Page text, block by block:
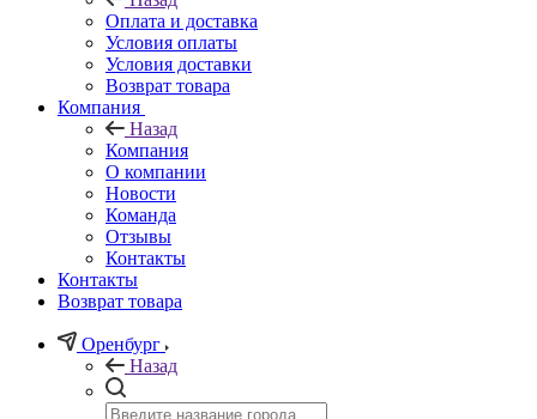
Оплата и доставка
Условия оплаты
Условия доставки
Возврат товара
Компания
Назад
Компания
О компании
Новости
Команда
Отзывы
Контакты
Контакты
Возврат товара
Оренбург
Назад